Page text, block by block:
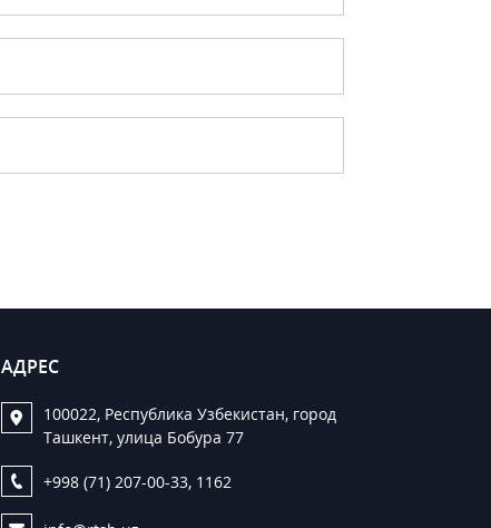
АДРЕС
100022, Республика Узбекистан, город
Ташкент, улица Бобура 77
+998 (71) 207-00-33, 1162